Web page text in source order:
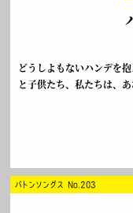
どうしよもないハンデを
と子供たち、私たちは、
バトンソングス No.203